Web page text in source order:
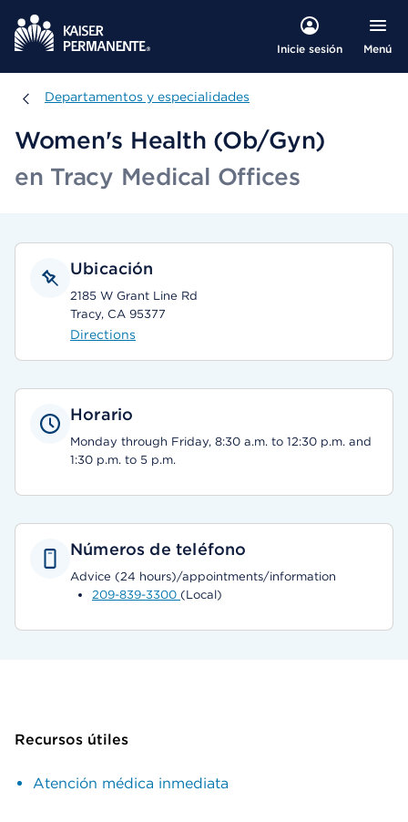
Inicie sesión Menú
Departamentos y especialidades
Departamentos y especialidades
Women's Health (Ob/Gyn)
en Tracy Medical Offices
Ubicación
2185 W Grant Line Rd
Tracy, CA 95377
Directions
Horario
Monday through Friday, 8:30 a.m. to 12:30 p.m. and
1:30 p.m. to 5 p.m.
Números de teléfono
Advice (24 hours)/appointments/information
209-839-3300 (Local)
Recursos útiles
Atención médica inmediata